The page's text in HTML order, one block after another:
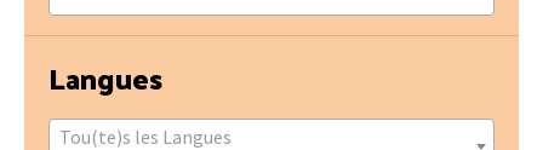
Langues
Tou(te)s les Langues